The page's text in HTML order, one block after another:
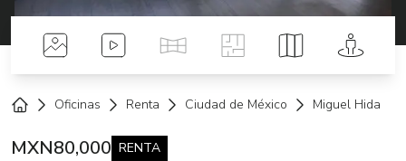
Fotos Videos Tour VirtualPlanos Mapa Street
Oficinas Renta Ciudad de México Miguel Hidalgo
MXN80,000 RENTA